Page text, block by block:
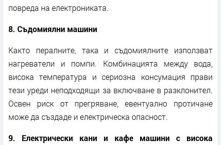
повреда на електрониката.
8. Съдомиялни машини
Както пералните, така и съдомиялните използват
нагреватели и помпи. Комбинацията между вода,
висока температура и сериозна консумация прави
тези уреди неподходящи за включване в разклонител.
Освен риск от прегряване, евентуално протичане
може да създаде и електрическа опасност.
9. Електрически кани и кафе машини с висока